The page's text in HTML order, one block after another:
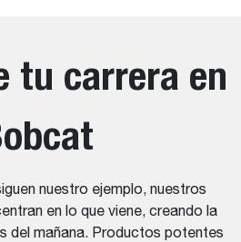
tu carrera en
nuestro ejemplo, nuestros
en lo que viene, creando la
del mañana. Productos potentes